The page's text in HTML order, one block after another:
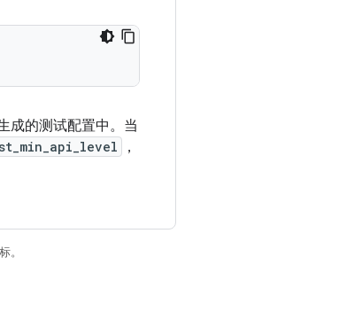
成的测试配置中。当
，
。